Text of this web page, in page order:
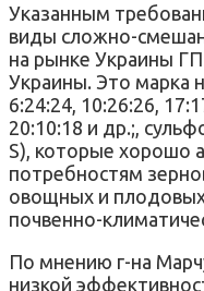
Указанным
виды сложно-
на рынке Украины
Украины. Это марка
6:24:24, 10:26:26,
20:10:18 и др.;,
S), которые хорошо
потребностям
овощных и плодовых
почвенно-
По мнению г-на
низкой